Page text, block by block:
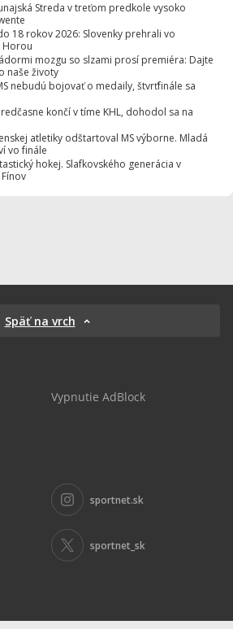
Streda v treťom predkole vysoko
18 rokov 2026: Slovenky prehrali vo
Horou
mozgu so slzami prosí premiéra: Dajte
naše životy
nebudú bojovať o medaily, štvrťfinále sa
končí v tíme KHL, dohodol sa na
atletiky odštartoval MS výborne. Mladá
vo finále
hokej. Slafkovského generácia v
Späť na vrch
Vypnutie AdBlock
sportnet.sk
sportnet_sk